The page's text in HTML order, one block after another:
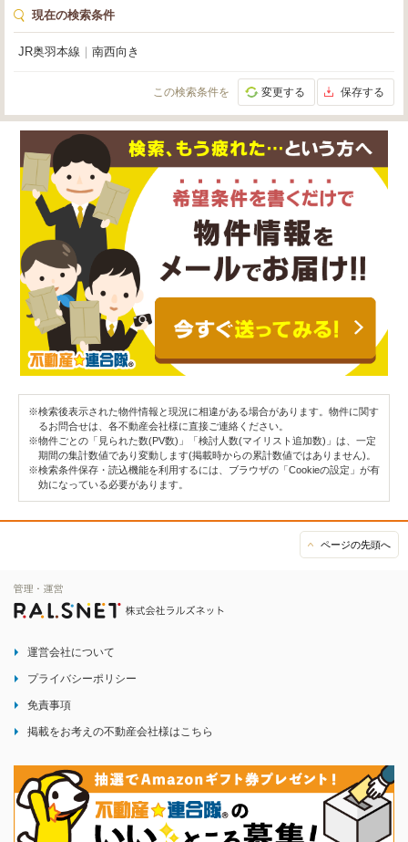
現在の検索条件
JR奥羽本線 南西向き
この検索条件を 変更する 保存する
※検索後表示された物件情報と現況に相違がある場合があります。物件に関す
るお問合せは、各不動産会社様に直接ご連絡ください。
※物件ごとの「見られた数(PV数)」「検討人数(マイリスト追加数)」は、一定
期間の集計数値であり変動します(掲載時からの累計数値ではありません)。
※検索条件保存・読込機能を利用するには、ブラウザの「Cookieの設定」が有
効になっている必要があります。
ページの先頭へ
運営会社について
プライバシーポリシー
免責事項
掲載をお考えの不動産会社様はこちら